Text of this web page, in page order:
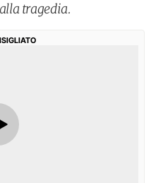
tragedia.